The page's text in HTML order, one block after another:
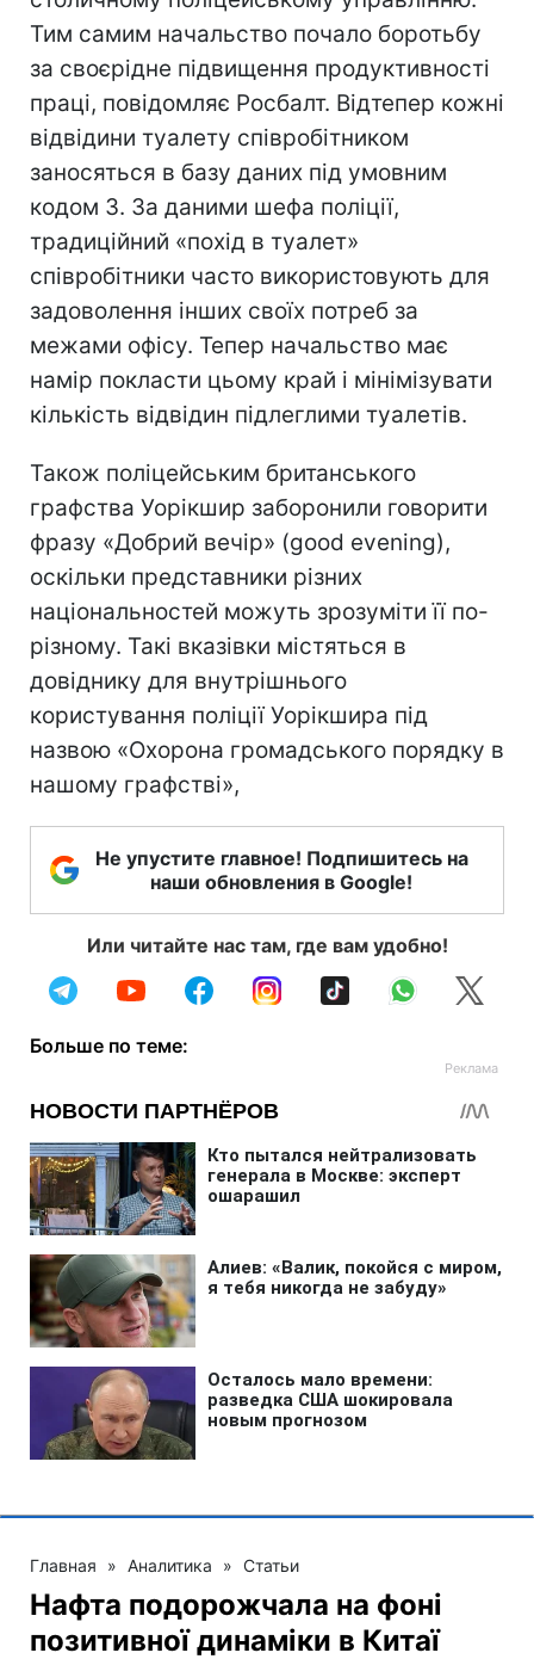
Тим самим начальство почало боротьбу
за своєрідне підвищення продуктивності
праці, повідомляє Росбалт. Відтепер кожні
відвідини туалету співробітником
заносяться в базу даних під умовним
кодом 3. За даними шефа поліції,
традиційний «похід в туалет»
співробітники часто використовують для
задоволення інших своїх потреб за
межами офісу. Тепер начальство має
намір покласти цьому край і мінімізувати
кількість відвідин підлеглими туалетів.
Також поліцейським британського
графства Уорікшир заборонили говорити
фразу «Добрий вечір» (good evening),
оскільки представники різних
національностей можуть зрозуміти її по-
різному. Такі вказівки містяться в
довіднику для внутрішнього
користування поліції Уорікшира під
назвою «Охорона громадського порядку в
нашому графстві»,
Не упустите главное! Подпишитесь на
наши обновления в Google!
Или читайте нас там, где вам удобно!
Больше по теме:
Главная » Аналитика » Статьи
Нафта подорожчала на фоні
позитивної динаміки в Китаї